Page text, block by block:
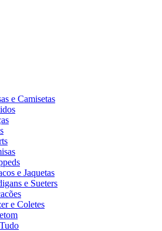
e Camisetas
e Jaquetas
e Sueters
e Coletes